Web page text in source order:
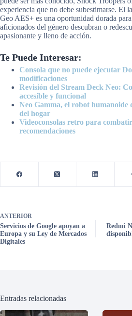
experiencia que no debe subestimarse. El
Geo AES+ es una oportunidad dorada
aficionados del género descubran o
apasionante y lleno de acción.
Te Puede Interesar:
Consola que no puede ejecutar
modificaciones
Revisión del Stream Deck Neo:
accesible y funcional
Neo Gamma, el robot humanoide
del hogar
Videoconsolas retro para
recomendaciones
ANTERIOR
Servicios de Google apoyan a
Europa y su Ley de Mercados
Digitales
Redmi
Entradas relacionadas